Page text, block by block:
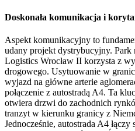
Doskonała komunikacja i
Aspekt komunikacyjny to
udany projekt dystrybucyjny.
Logistics Wrocław II korzysta z
drogowego. Usytuowanie w
wyjazd na główne arterie
połączenie z autostradą A4. Ta
otwiera drzwi do zachodnich
tranzyt w kierunku granicy z
Jednocześnie, autostrada A4